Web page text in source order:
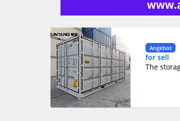
Angebot
for sell